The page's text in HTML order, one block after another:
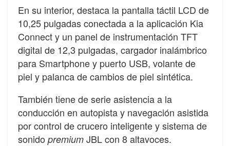
En su interior, destaca la pantalla táctil LCD de
10,25 pulgadas conectada a la aplicación Kia
Connect y un panel de instrumentación TFT
digital de 12,3 pulgadas, cargador inalámbrico
para Smartphone y puerto USB, volante de
piel y palanca de cambios de piel sintética.
También tiene de serie asistencia a la
conducción en autopista y navegación asistida
por control de crucero inteligente y sistema de
sonido premium JBL con 8 altavoces.